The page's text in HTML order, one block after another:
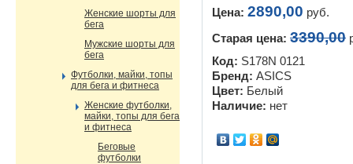
Цена: 2890,00 руб.
Старая цена: 3390,00
Код: S178N 0121
Бренд: ASICS
Цвет: Белый
Наличие: нет
Женские шорты для
бега
Мужские шорты для
бега
Футболки, майки, топы
для бега и фитнеса
Женские футболки,
майки, топы для бега
и фитнеса
Беговые
футболки